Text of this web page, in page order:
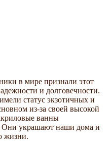
в мире признали этот
и долговечности.
статус экзотичных и
из-за своей высокой
ванны
Они украшают наши дома и
жизни.